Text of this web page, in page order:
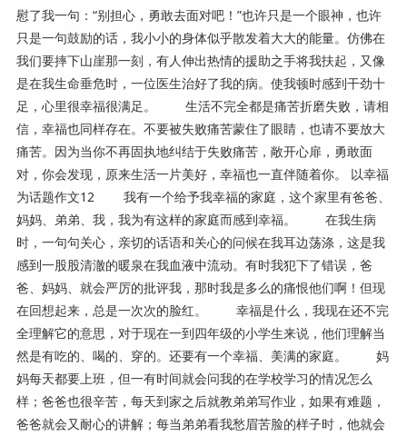
慰了我一句：“别担心，勇敢去面对吧！”也许只是一个眼神，也许
只是一句鼓励的话，我小小的身体似乎散发着大大的能量。仿佛在
我们要摔下山崖那一刻，有人伸出热情的援助之手将我扶起，又像
是在我生命垂危时，一位医生治好了我的病。使我顿时感到干劲十
足，心里很幸福很满足。 生活不完全都是痛苦折磨失败，请相
信，幸福也同样存在。不要被失败痛苦蒙住了眼睛，也请不要放大
痛苦。因为当你不再固执地纠结于失败痛苦，敞开心扉，勇敢面
对，你会发现，原来生活一片美好，幸福也一直伴随着你。 以幸福
为话题作文12 我有一个给予我幸福的家庭，这个家里有爸爸、
妈妈、弟弟、我，我为有这样的家庭而感到幸福。 在我生病
时，一句句关心，亲切的话语和关心的问候在我耳边荡涤，这是我
感到一股股清澈的暖泉在我血液中流动。有时我犯下了错误，爸
爸、妈妈、就会严厉的批评我，那时我是多么的痛恨他们啊！但现
在回想起来，总是一次次的脸红。 幸福是什么，我现在还不完
全理解它的意思，对于现在一到四年级的小学生来说，他们理解当
然是有吃的、喝的、穿的。还要有一个幸福、美满的家庭。 妈
妈每天都要上班，但一有时间就会问我的在学校学习的情况怎么
样；爸爸也很辛苦，每天到家之后就教弟弟写作业，如果有难题，
爸爸就会又耐心的讲解；每当弟弟看我愁眉苦脸的样子时，他就会